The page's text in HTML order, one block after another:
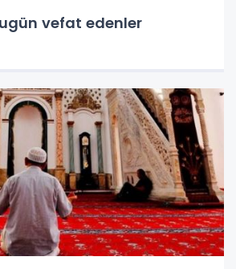
vefat edenler